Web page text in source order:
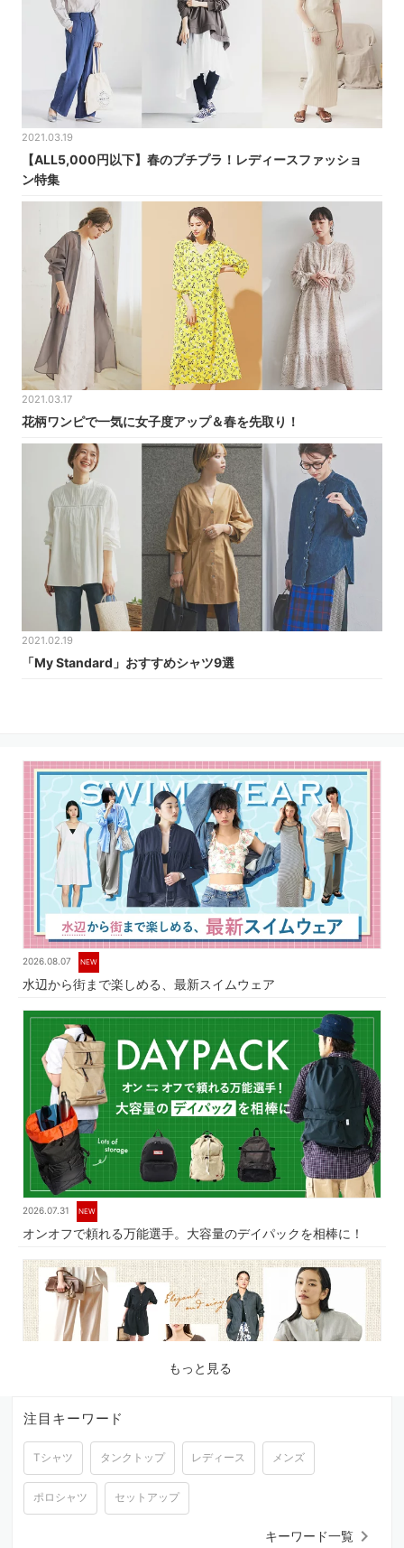
2021.03.19
【ALL5,000円以下】春のプチプラ！レディースファッショ
ン特集
2021.03.17
花柄ワンピで一気に女子度アップ＆春を先取り！
2021.02.19
「My Standard」おすすめシャツ9選
2026.08.07 NEW
水辺から街まで楽しめる、最新スイムウェア
2026.07.31 NEW
オンオフで頼れる万能選手。大容量のデイパックを相棒に！
2026.07.17
品よく涼しく。夏に心地よいリネン素材の服
もっと見る
注目キーワード
Tシャツ タンクトップ レディース メンズ
ポロシャツ セットアップ
キーワード一覧keyboard_arrow_right